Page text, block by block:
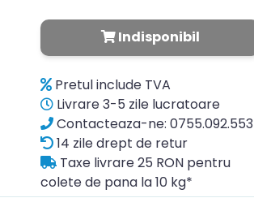
Indisponibil
Pretul include TVA
Livrare 3-5 zile lucratoare
Contacteaza-ne: 0755.092.553
14 zile drept de retur
Taxe livrare 25 RON pentru
colete de pana la 10 kg*